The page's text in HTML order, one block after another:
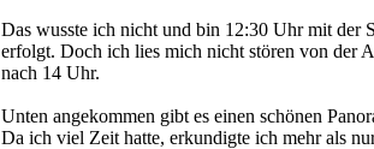
Das wusste ich nicht und bin 12:30 Uhr mit der
erfolgt. Doch ich lies mich nicht stören von der
nach 14 Uhr.
Unten angekommen gibt es einen schönen
Da ich viel Zeit hatte, erkundigte ich mehr als